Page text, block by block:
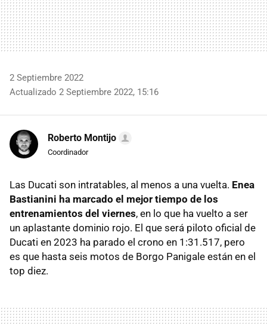
2 Septiembre 2022
Actualizado 2 Septiembre 2022, 15:16
Roberto Montijo
Coordinador
Las Ducati son intratables, al menos a una vuelta. Enea
Bastianini ha marcado el mejor tiempo de los
entrenamientos del viernes, en lo que ha vuelto a ser
un aplastante dominio rojo. El que será piloto oficial de
Ducati en 2023 ha parado el crono en 1:31.517, pero
es que hasta seis motos de Borgo Panigale están en el
top diez.